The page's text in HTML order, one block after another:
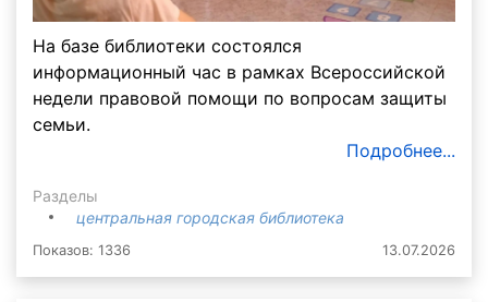
На базе библиотеки состоялся
информационный час в рамках Всероссийской
недели правовой помощи по вопросам защиты
семьи.
Подробнее...
Разделы
центральная городская библиотека
Показов: 1336 13.07.2026